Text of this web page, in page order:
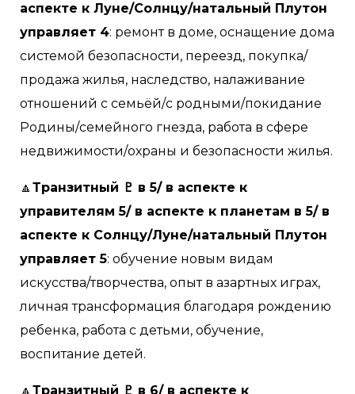
аспекте к Луне/Солнцу/натальный Плутон
управляет 4: ремонт в доме, оснащение дома
системой безопасности, переезд, покупка/
продажа жилья, наследство, налаживание
отношений с семьёй/с родными/покидание
Родины/семейного гнезда, работа в сфере
недвижимости/охраны и безопасности жилья.
🔼 Транзитный ♇ в 5/ в аспекте к
управителям 5/ в аспекте к планетам в 5/ в
аспекте к Солнцу/Луне/натальный Плутон
управляет 5: обучение новым видам
искусства/творчества, опыт в азартных играх,
личная трансформация благодаря рождению
ребенка, работа с детьми, обучение,
воспитание детей.
🔼 Транзитный ♇ в 6/ в аспекте к